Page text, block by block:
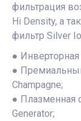
фильтрация
Hi Density, а
фильтр Silver
● Инверторная
●
Champagne;
● Плазменная
Generator;